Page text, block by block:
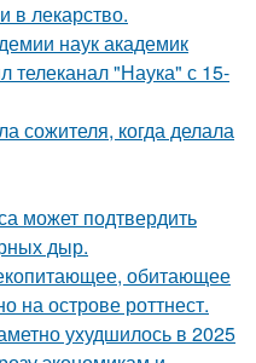
в лекарство.
наук академик
телеканал "Наука" с 15-
сожителя, когда делала
может подтвердить
дыр.
обитающее
на острове роттнест.
ухудшилось в 2025